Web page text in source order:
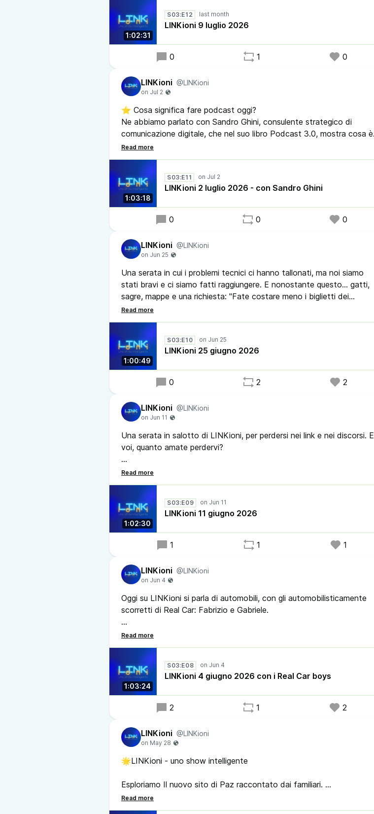
#linkioni #podcast #streaming
#twitch #devconf2026 #devconfitalia
#chatcontrol #pucs #artematiko
#fediverso #sovranitadigitale
1:02:31
S03:E12
LINKioni 9 luglio 2026
0 1 0
LINKioni @LINKioni
⭐ Cosa significa fare podcast oggi?
Ne abbiamo parlato con Sandro Ghini, consulente strategico di
comunicazione digitale, che nel suo libro Podcast 3.0, mostra cosa è
diventato il podcast, cosa tenere presente quando se ne progetta
uno, nell'era delle piattaforme e della lotta per l'attenzione del
pubblico, indebolita dalla "dittatura del vetro"
Ascolta e facci sapere.
Parla di LINKioni: sei tu il nostro social network, porta pure fortuna.
1:03:18
S03:E11
LINKioni 2 luglio 2026 - con Sandro Ghini
0 0 0
LINKioni @LINKioni
Una serata in cui i problemi tecnici ci hanno tallonati, ma noi siamo
stati bravi e ci siamo fatti raggiungere. E nonostante questo... gatti,
sagre, mappe e una richiesta: "Fate costare meno i biglietti dei
concerti!"
#linkioni #podcast #twicth #telegram #cleanap #rifugiclimatici #sagre
#mappedisagre #catchthecat #cat #cats #musicaunderground
#underground
1:00:49
S03:E10
LINKioni 25 giugno 2026
0 2 2
LINKioni @LINKioni
Una serata in salotto di LINKioni, per perdersi nei link e nei discorsi. E
voi, quanto amate perdervi?
#podcast #linkioni #carolafrediani #guerredirete #mondiali2026
#chiostrosantachiara #monasterodisantachiara #napoli #losangelese
#museodellemattonelle #mattonelledicagliari #opsedaledelleemozioni
#emotionshospital #hospitalofemotions
1:02:30
S03:E09
LINKioni 11 giugno 2026
1 1 1
LINKioni @LINKioni
Oggi su LINKioni si parla di automobili, con gli automobilisticamente
scorretti di Real Car: Fabrizio e Gabriele.
#linkioni #podcast #realcarlive #realcar
#youtube #twitch #castopod #mastodon
1:03:24
S03:E08
LINKioni 4 giugno 2026 con i Real Car boys
2 1 2
LINKioni @LINKioni
🌟LINKioni - uno show intelligente
Esploriamo Il nuovo sito di Paz raccontato dai familiari.
- I giovani non leggono: invece leggono tantissimo
- Piattaforme di lettura/scrittura online